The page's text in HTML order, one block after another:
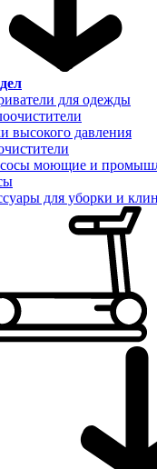
для одежды
высокого давления
моющие и
для уборки и